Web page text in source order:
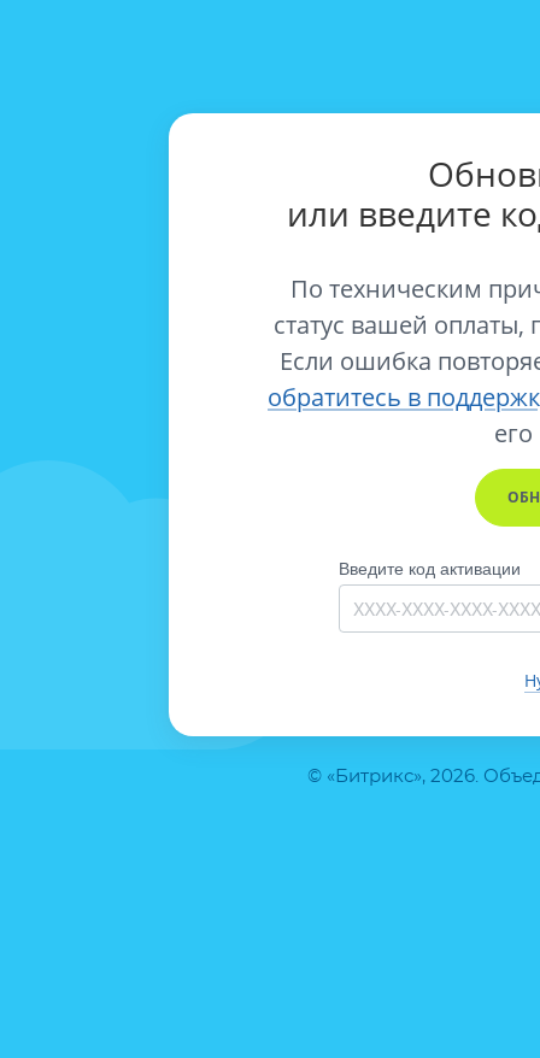
© «Битрикс», 2026.
или введите
По техническим
статус вашей оплаты,
Если ошибка
обратитесь в
его
Введите код активации